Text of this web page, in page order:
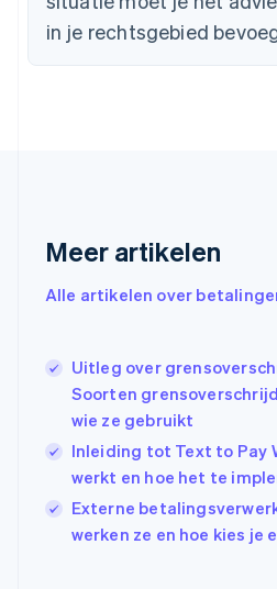
in je rechtsgebied
Meer artikelen
Alle artikelen over
Uitleg over
Soorten
wie ze gebruikt
Inleiding tot Text to Pay
werkt en hoe het te
Externe
werken ze en hoe kies je
English
Duitsland
Estland
Griekenland
Hongarije
English 简体中文
Ierland
India
English
Italië
Japan
日本語English